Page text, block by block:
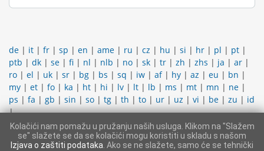
de | it | fr | sp | en | ame | ru | cz | hu | si | hr | pl | pt |
ptb | dk | se | fi | nl | nlb | no | sk | tr | zh | zhs | ja | ar |
ro | el | uk | sr | bg | bs | sq | iw | af| hy | az | eu | bn |
my | et | fo | ka | ht | hi | lv | lt | lb | ms | mt | mn | ne |
ps | fa | gb | sin | so | tg | th | to | ur | uz | vi | be | zu | id
|
KONTAKTIRATI PODRŠKU | IMPRESUM | OPĆI UVJETI
POSLOVANJA | PROSTOR ZA ČLANOVE
Kolačići nam pomažu u pružanju naših usluga. Klikom na "Slažem
se" slažete se da se kolačići mogu koristiti u skladu s našom
Izjava o zaštiti podataka . Ako se ne slažete, samo će se tehnički